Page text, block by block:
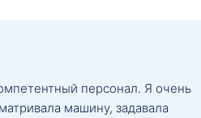
персонал. Я очень
машину, задавала